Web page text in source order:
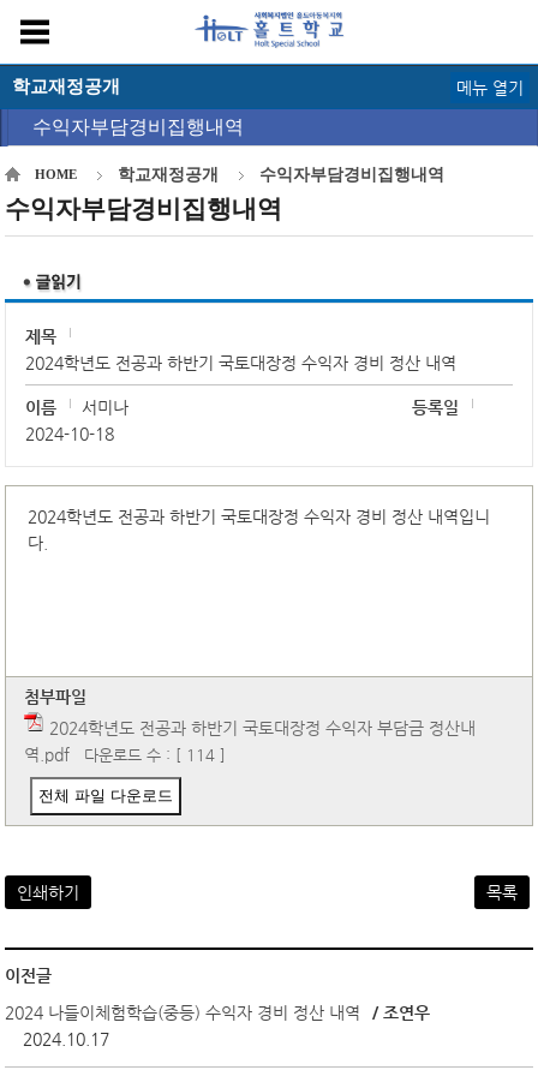
학교재정공개
수익자부담경비집행내역
메뉴 열기
HOME 학교재정공개 수익자부담경비집행내역
수익자부담경비집행내역
제목
2024학년도 전공과 하반기 국토대장정 수익자 경비 정산 내역
이름 서미나
등록일
2024-10-18
2024학년도 전공과 하반기 국토대장정 수익자 경비 정산 내역입니
다.
첨부파일
2024학년도 전공과 하반기 국토대장정 수익자 부담금 정산내
역.pdf 다운로드 수 : [ 114 ]
전체 파일 다운로드
인쇄하기 목록
이전글
2024 나들이체험학습(중등) 수익자 경비 정산 내역
/ 조연우
2024.10.17